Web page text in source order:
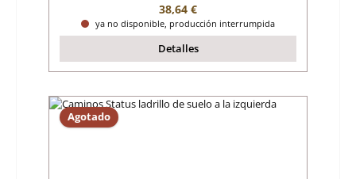
Precio normal:
38,64 €
ya no disponible, producción interrumpida
Detalles
Agotado